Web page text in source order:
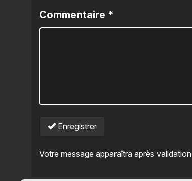
Commentaire *
Enregistrer
Votre message apparaîtra après